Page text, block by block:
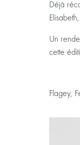
Déjà
Un
cette
Flagey,